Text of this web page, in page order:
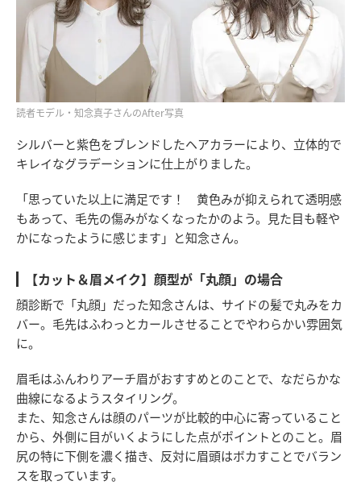
読者モデル・知念真子さんのAfter写真
シルバーと紫色をブレンドしたヘアカラーにより、立体的で
キレイなグラデーションに仕上がりました。
「思っていた以上に満足です！ 黄色みが抑えられて透明感
もあって、毛先の傷みがなくなったかのよう。見た目も軽や
かになったように感じます」と知念さん。
【カット＆眉メイク】顔型が「丸顔」の場合
顔診断で「丸顔」だった知念さんは、サイドの髪で丸みをカ
バー。毛先はふわっとカールさせることでやわらかい雰囲気
に。
眉毛はふんわりアーチ眉がおすすめとのことで、なだらかな
曲線になるようスタイリング。
また、知念さんは顔のパーツが比較的中心に寄っていること
から、外側に目がいくようにした点がポイントとのこと。眉
尻の特に下側を濃く描き、反対に眉頭はボカすことでバラン
スを取っています。